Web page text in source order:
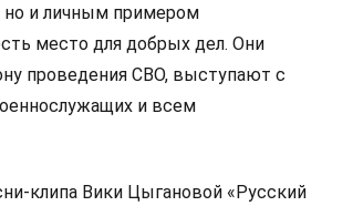
но и личным примером
место для добрых дел. Они
проведения СВО, выступают с
и всем
клипа Вики Цыгановой «Русский